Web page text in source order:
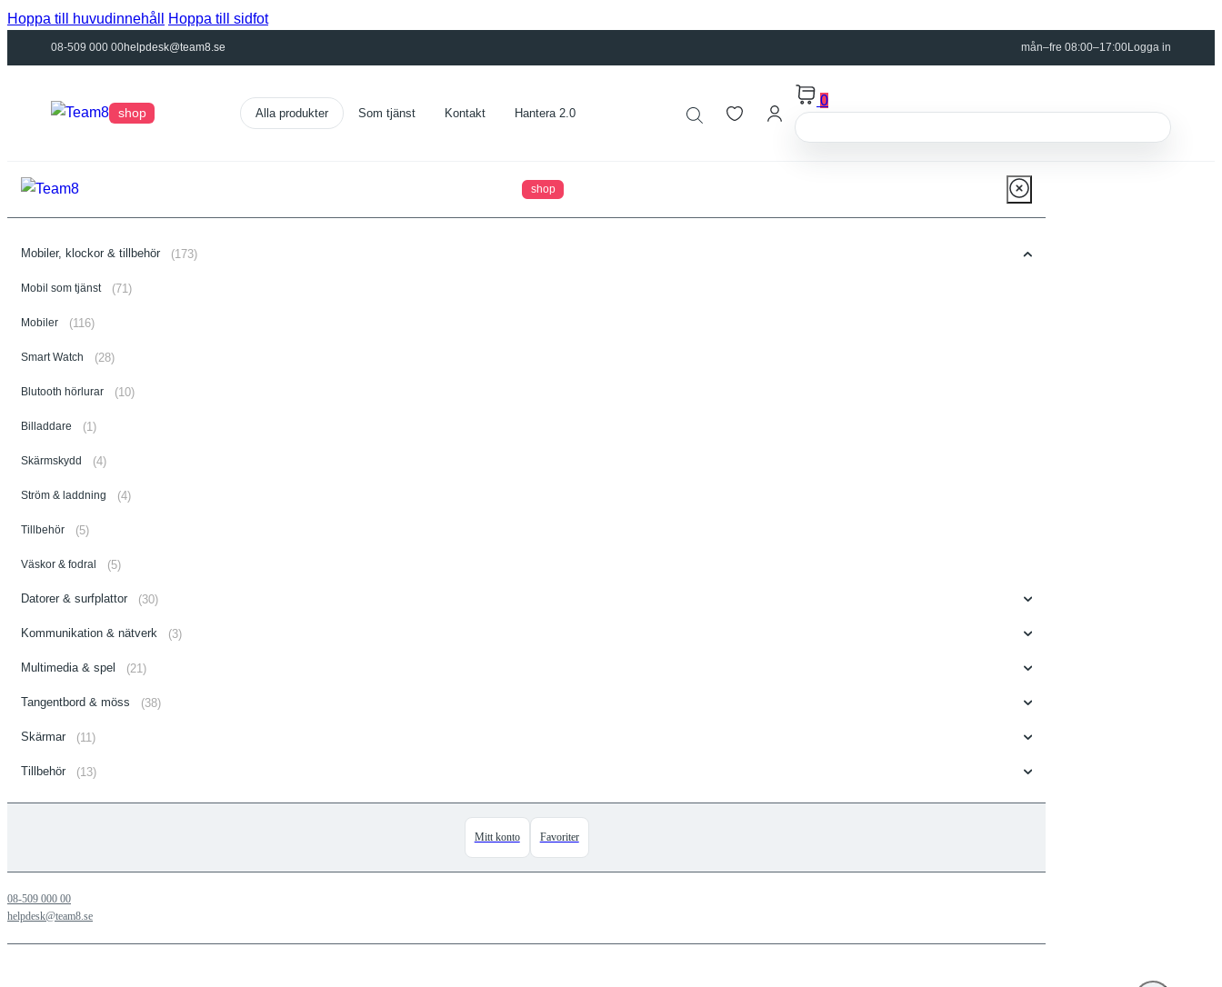
Hoppa till huvudinnehåll Hoppa till sidfot
08-509 000 00helpdesk@team8.se mån–fre 08:00–17:00Logga in
shop Som tjänst Kontakt Hantera 2.0
0
shop
Mobiler, klockor & tillbehör (173)
Mobil som tjänst (71)
Mobiler (116)
Smart Watch (28)
Blutooth hörlurar (10)
Billaddare (1)
Skärmskydd (4)
Ström & laddning (4)
Tillbehör (5)
Väskor & fodral (5)
Datorer & surfplattor (30)
Kommunikation & nätverk (3)
Multimedia & spel (21)
Tangentbord & möss (38)
Skärmar (11)
Tillbehör (13)
Mitt konto Favoriter
08-509 000 00
helpdesk@team8.se